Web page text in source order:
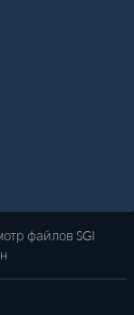
файлов SGI